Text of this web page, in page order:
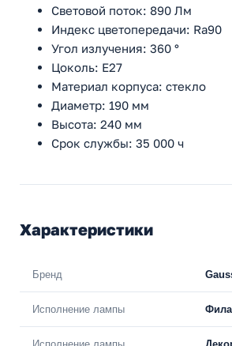
Световой поток: 890 Лм
Индекс цветопередачи: Ra90
Угол излучения: 360 °
Цоколь: E27
Материал корпуса: стекло
Диаметр: 190 мм
Высота: 240 мм
Срок службы: 35 000 ч
Характеристики
Бренд
Исполнение лампы